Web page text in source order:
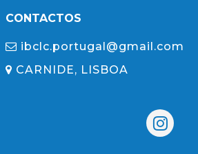
CONTACTOS
ibclc.portugal@gmail.com
CARNIDE, LISBOA